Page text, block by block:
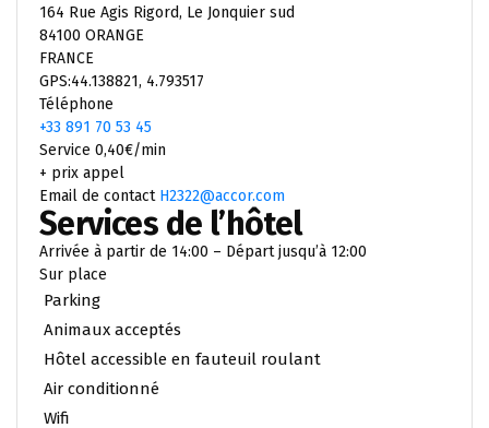
164 Rue Agis Rigord, Le Jonquier sud
84100 ORANGE
FRANCE
GPS:44.138821, 4.793517
Téléphone
+33 891 70 53 45
Service 0,40€/min
+ prix appel
Email de contact H2322@accor.com
Services de l’hôtel
Arrivée à partir de 14:00 – Départ jusqu’à 12:00
Sur place
Parking
Animaux acceptés
Hôtel accessible en fauteuil roulant
Air conditionné
Wifi